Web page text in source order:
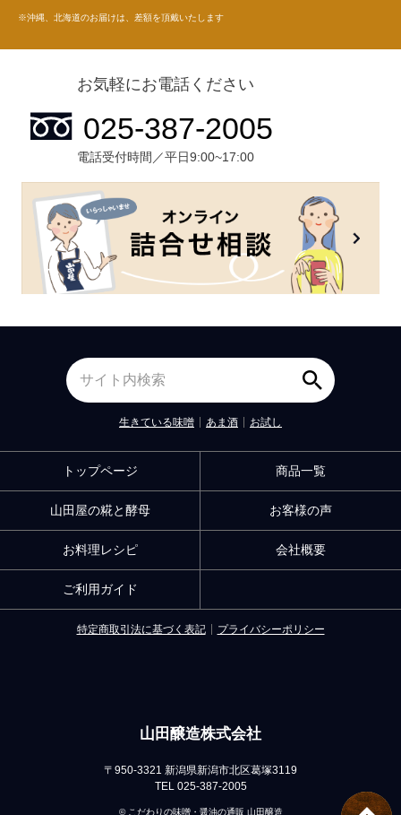
※沖縄、北海道のお届けは、差額を頂戴いたします
お気軽にお電話ください
電話受付時間／平日9:00~17:00
生きている味噌 あま酒 お試し
トップページ 商品一覧
山田屋の糀と酵母 お客様の声
お料理レシピ 会社概要
ご利用ガイド
特定商取引法に基づく表記 プライバシーポリシー
山田醸造株式会社
〒950-3321 新潟県新潟市北区葛塚3119
TEL 025-387-2005
© こだわりの味噌・醤油の通販 山田醸造